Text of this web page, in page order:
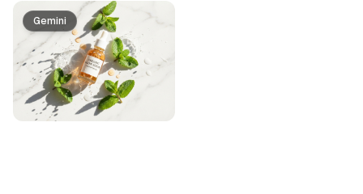
プロンプト一覧
Gemini